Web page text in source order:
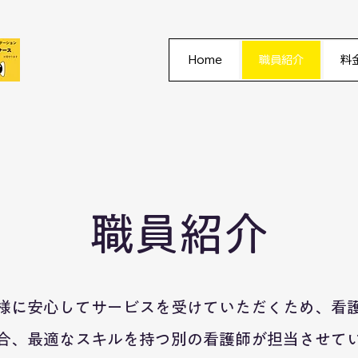
Home 職員紹介 料
職員紹介
に安心してサービスを受けていただくため、看
、最適なスキルを持つ別の看護師が担当させて